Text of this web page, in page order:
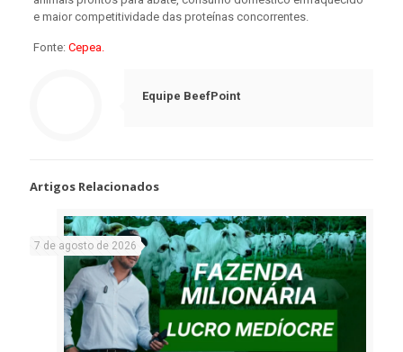
e maior competitividade das proteínas concorrentes.
Fonte: Cepea.
Equipe BeefPoint
Artigos Relacionados
7 de agosto de 2026